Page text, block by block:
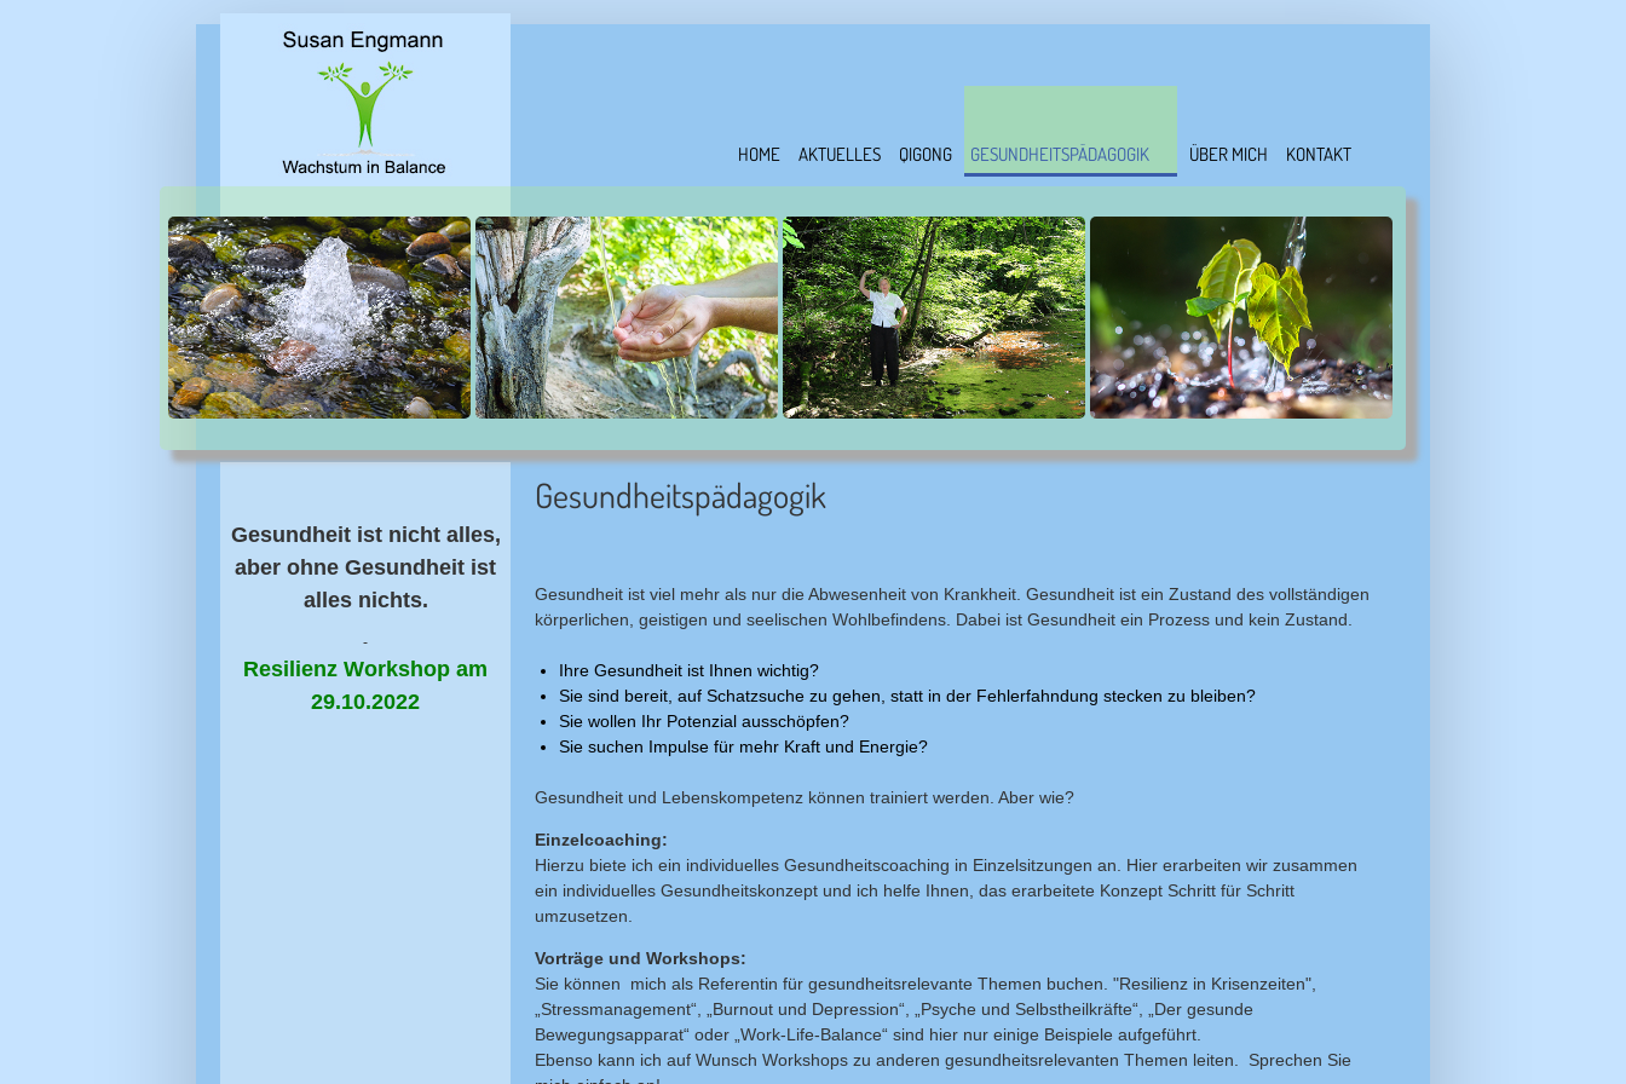
HOME AKTUELLES QIGONG GESUNDHEITSPÄDAGOGIK ÜBER MICH KONTAKT
Gesundheit ist nicht alles,
aber ohne Gesundheit ist
alles nichts.
-
Resilienz Workshop am
29.10.2022
Gesundheitspädagogik
Gesundheit ist viel mehr als nur die Abwesenheit von Krankheit. Gesundheit ist ein Zustand des vollständigen
körperlichen, geistigen und seelischen Wohlbefindens. Dabei ist Gesundheit ein Prozess und kein Zustand.
Ihre Gesundheit ist Ihnen wichtig?
Sie sind bereit, auf Schatzsuche zu gehen, statt in der Fehlerfahndung stecken zu bleiben?
Sie wollen Ihr Potenzial ausschöpfen?
Sie suchen Impulse für mehr Kraft und Energie?
Gesundheit und Lebenskompetenz können trainiert werden. Aber wie?
Einzelcoaching:
Hierzu biete ich ein individuelles Gesundheitscoaching in Einzelsitzungen an. Hier erarbeiten wir zusammen
ein individuelles Gesundheitskonzept und ich helfe Ihnen, das erarbeitete Konzept Schritt für Schritt
umzusetzen.
Vorträge und Workshops:
Sie können mich als Referentin für gesundheitsrelevante Themen buchen. "Resilienz in Krisenzeiten",
„Stressmanagement“, „Burnout und Depression“, „Psyche und Selbstheilkräfte“, „Der gesunde
Bewegungsapparat“ oder „Work-Life-Balance“ sind hier nur einige Beispiele aufgeführt.
Ebenso kann ich auf Wunsch Workshops zu anderen gesundheitsrelevanten Themen leiten. Sprechen Sie